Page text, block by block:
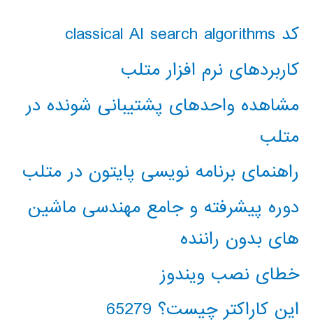
کد classical AI search algorithms
کاربردهای نرم افزار متلب
مشاهده واحدهای پشتیبانی شونده در
متلب
راهنمای برنامه نویسی پایتون در متلب
دوره پیشرفته و جامع مهندسی ماشین
های بدون راننده
خطای نصب ویندوز
این کاراکتر چیست؟ 65279